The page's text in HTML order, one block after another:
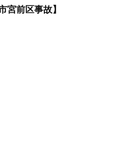
前区事故】